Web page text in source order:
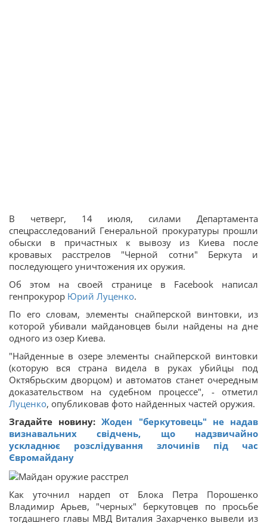
В четверг, 14 июля, силами Департамента
спецрасследований Генеральной прокуратуры прошли
обыски в причастных к вывозу из Киева после
кровавых расстрелов "Черной сотни" Беркута и
последующего уничтожения их оружия.
Об этом на своей странице в Facebook написал
генпрокурор Юрий Луценко.
По его словам, элементы снайперской винтовки, из
которой убивали майдановцев были найдены на дне
одного из озер Киева.
"Найденные в озере элементы снайперской винтовки
(которую вся страна видела в руках убийцы под
Октябрьским дворцом) и автоматов станет очередным
доказательством на судебном процессе", - отметил
Луценко, опубликовав фото найденных частей оружия.
Згадайте новину:Жоден "беркутовець" не надав
визнавальних свідчень, що надзвичайно
ускладнює розслідування злочинів під час
Євромайдану
Как уточнил нардеп от Блока Петра Порошенко
Владимир Арьев, "черных" беркутовцев по просьбе
тогдашнего главы МВД Виталия Захарченко вывели из